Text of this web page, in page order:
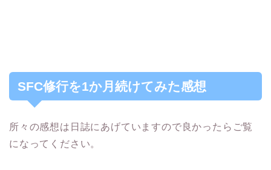
SFC修行を1か月続けてみた感想
所々の感想は日誌にあげていますので良かったらご覧
になってください。